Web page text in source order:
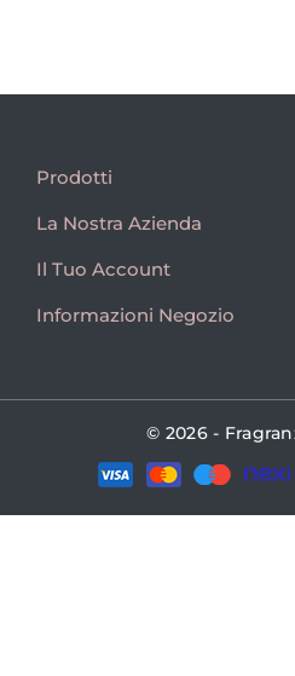
Prodotti
La Nostra Azienda
Il Tuo Account
Informazioni Negozio
© 2026 -